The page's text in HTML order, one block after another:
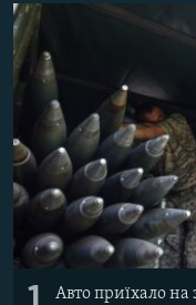
ВІДЕОУРОКИ «ELIFBE»
СВІДЧЕННЯ ОКУПАЦІЇ
УКРАЇНСЬКА ПРОБЛЕМА
ІНФОГРАФІКА
Русский
Qırımtatar
ДОЛУЧАЙСЯ!
Усі сайти RFE/RL
Авто приїхало